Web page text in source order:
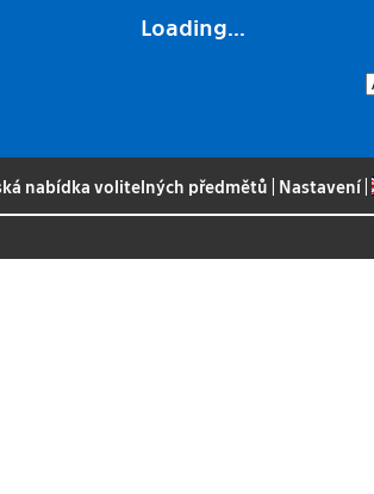
Loading...
nabídka volitelných předmětů Nastavení|